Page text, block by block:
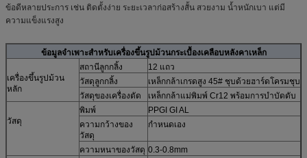
ข้อดีหลายประการ เช่น ติดตั้งง่าย ระยะเวลาก่อสร้างสั้น สวยงาม น้ำหนักเบา แต่มี
ความแข็งแรงสูง
ข้อมูลจำเพาะสำหรับเครื่องขึ้นรูปม้วนกระเบื้องเคลือบหลังคาเหล็ก
เครื่องขึ้นรูปม้วน
หลัก
สถานีลูกกลิ้ง
12 แถว
วัสดุลูกกลิ้ง
เหล็กกล้าเกรดสูง 45# ชุบด้วยฮาร์ดโครมชุบ
วัสดุของเครื่องตัด
เหล็กกล้าแม่พิมพ์ Cr12 พร้อมการบำบัดดับ
วัสดุ
พิมพ์
PPGI GI AL
ความกว้างของ
วัสดุ
กำหนดเอง
ความหนาของวัสดุ 0.3-0.8mm